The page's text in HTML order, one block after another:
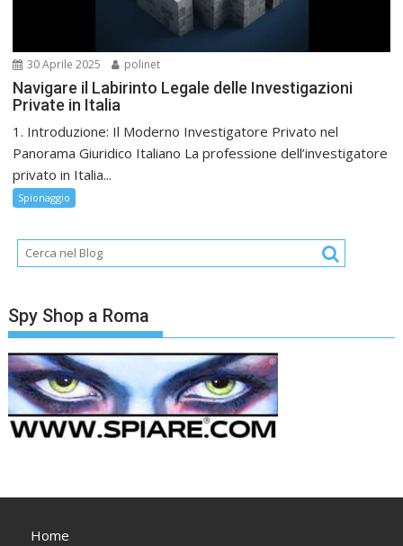
30 Aprile 2025 polinet
Navigare il Labirinto Legale delle Investigazioni
Private in Italia
1. Introduzione: Il Moderno Investigatore Privato nel
Panorama Giuridico Italiano La professione dell’investigatore
privato in Italia...
Spionaggio
Spy Shop a Roma
Home